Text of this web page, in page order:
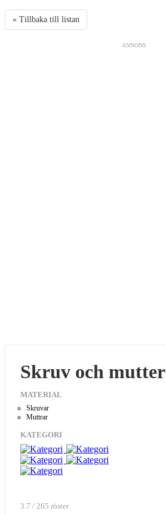
« Tillbaka till listan
ANNONS
Skruv och mutter
MATERIAL
Skruvar
Muttrar
KATEGORI
3.7 / 265 röster